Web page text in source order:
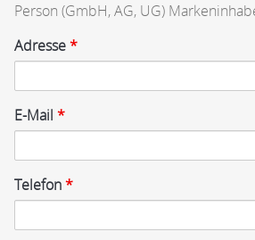
Person (GmbH, AG, UG)
Adresse*
E-Mail *
Telefon*